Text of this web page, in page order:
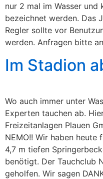
nur 2 mal im Wasser und
bezeichnet werden. Das
Regler sollte vor
werden. Anfragen bitte
Im Stadion
Wo auch immer unter
Experten tauchen ab.
Freizeitanlagen Plauen
NEMO!! Wir haben heute
4,7 m tiefen
benötigt. Der Tauchclub
geholfen. Wir sagen